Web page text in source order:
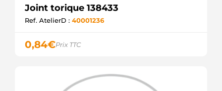
Joint torique 138433
Ref. AtelierD : 40001236
0,84€Prix TTC